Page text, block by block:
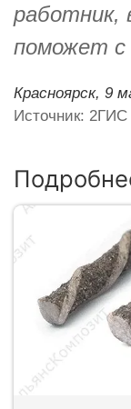
работник,
поможет
Красноярск, 9
Источник: 2ГИС